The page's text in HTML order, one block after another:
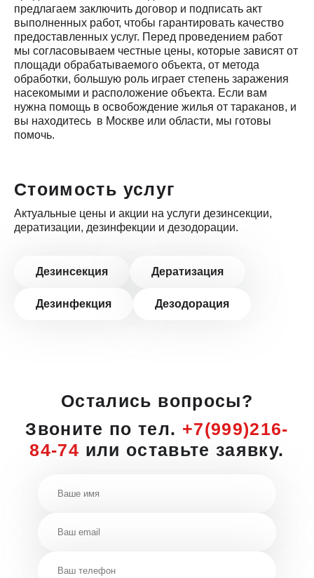
предлагаем заключить договор и подписать акт
выполненных работ, чтобы гарантировать качество
предоставленных услуг. Перед проведением работ
мы согласовываем честные цены, которые зависят от
площади обрабатываемого объекта, от метода
обработки, большую роль играет степень заражения
насекомыми и расположение объекта. Если вам
нужна помощь в освобождение жилья от тараканов, и
вы находитесь в Москве или области, мы готовы
помочь.
Стоимость услуг
Актуальные цены и акции на услуги дезинсекции,
дератизации, дезинфекции и дезодорации.
Дезинсекция Дератизация
Дезинфекция Дезодорация
Остались вопросы?
Звоните по тел. +7(999)216-
84-74 или оставьте заявку.